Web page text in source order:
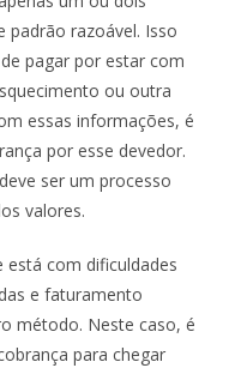
padrão razoável. Isso
pagar por estar com
ou outra
essas informações, é
por esse devedor.
ser um processo
valores.
está com dificuldades
e faturamento
método. Neste caso, é
para chegar